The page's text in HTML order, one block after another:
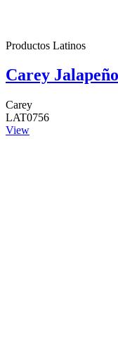
Productos Latinos
Carey
Carey
LAT0756
View